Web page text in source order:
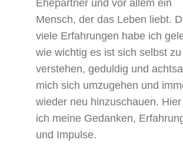
Ehepartner und vor allem ein
Mensch, der das Leben liebt.
viele Erfahrungen habe ich
wie wichtig es ist sich selbst zu
verstehen, geduldig und
mich sich umzugehen und
wieder neu hinzuschauen.
ich meine Gedanken,
und Impulse.